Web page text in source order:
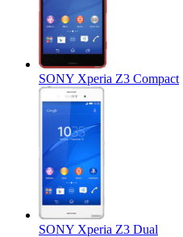
SONY Xperia Z3 Compact
SONY Xperia Z3 Dual